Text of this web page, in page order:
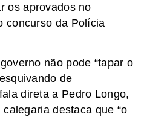
os aprovados no
concurso da Polícia
não pode “tapar o
de
direta a Pedro Longo,
destaca que “o